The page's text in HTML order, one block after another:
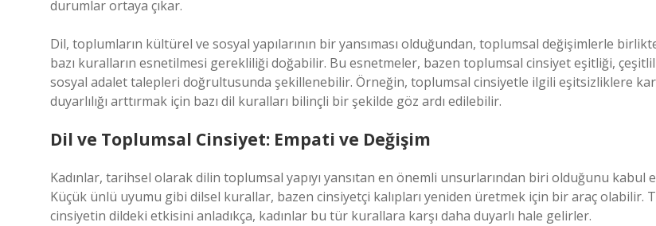
durumlar ortaya çıkar.
Dil, toplumların kültürel ve sosyal yapılarının bir yansıması olduğundan, toplumsal değişimlerle
bazı kuralların esnetilmesi gerekliliği doğabilir. Bu esnetmeler, bazen toplumsal cinsiyet eşitliği,
sosyal adalet talepleri doğrultusunda şekillenebilir. Örneğin, toplumsal cinsiyetle ilgili eşitsizliklere
duyarlılığı arttırmak için bazı dil kuralları bilinçli bir şekilde göz ardı edilebilir.
Dil ve Toplumsal Cinsiyet: Empati ve Değişim
Kadınlar, tarihsel olarak dilin toplumsal yapıyı yansıtan en önemli unsurlarından biri olduğunu kabul
Küçük ünlü uyumu gibi dilsel kurallar, bazen cinsiyetçi kalıpları yeniden üretmek için bir araç olabilir.
cinsiyetin dildeki etkisini anladıkça, kadınlar bu tür kurallara karşı daha duyarlı hale gelirler.